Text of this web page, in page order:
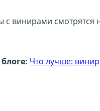
винирами смотрятся
Что лучше: